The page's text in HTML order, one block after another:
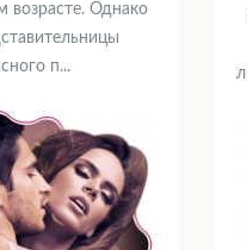
возрасте. Однако
п...